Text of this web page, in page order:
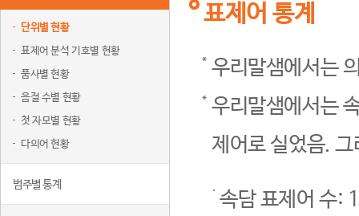
단위별 현황
표제어 분석 기호별 현황
품사별 현황
음절 수별 현황
첫 자모별 현황
다의어 현황
범주별 통계
표제어 통계
우리말샘에서는
우리말샘에서는
제어로 실었음.
속담 표제어 수: